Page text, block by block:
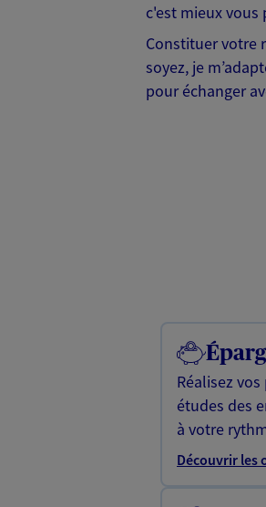
c'est mieux
Constituer votre
soyez, je
pour échanger
Réalisez
études des
à votre
Découvrir les